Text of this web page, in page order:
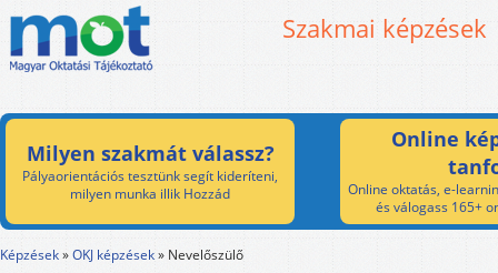
Szakmai képzések
Milyen szakmát válassz?
Pályaorientációs tesztünk segít kideríteni,
milyen munka illik Hozzád
Online
Online oktatás, e-
és válogass 165+
Képzések»OKJ képzések» Nevelőszülő